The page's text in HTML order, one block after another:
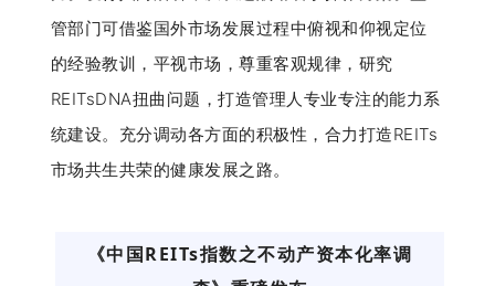
管部门可借鉴国外市场发展过程中俯视和仰视定位
的经验教训，平视市场，尊重客观规律，研究
REITsDNA扭曲问题，打造管理人专业专注的能力系
统建设。充分调动各方面的积极性，合力打造REITs
市场共生共荣的健康发展之路。
《中国REITs指数之不动产资本化率调